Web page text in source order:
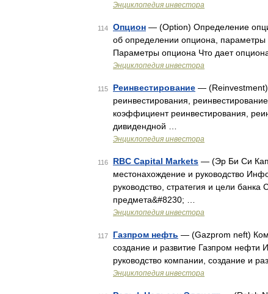
Энциклопедия инвестора
114 Опцион — (Оption) Определение
об определении опциона,
Параметры опциона Что дает
Энциклопедия инвестора
115 Реинвестирование — (Reinvestment)
реинвестирования,
коэффициент реинвестирования,
дивидендной …
Энциклопедия инвестора
116 RBC Capital Markets — (Эр Би Си
местонахождение и руководство
руководство, стратегия и цели
предмета&#8230; …
Энциклопедия инвестора
117 Газпром нефть — (Gazprom neft)
создание и развитие Газпром нефти
руководство компании, создание и
Энциклопедия инвестора